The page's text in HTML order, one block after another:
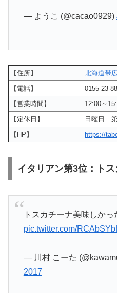
— ようこ (@cacao0929)
【住所】
北海道帯
【電話】
0155-23-
【営業時間】
12:00～
【定休日】
日曜日
【HP】
https://
イタリアン第3位：ト
トスカチーナ美味しかっ
pic.twitter.com/
— 川村 こーた
2017